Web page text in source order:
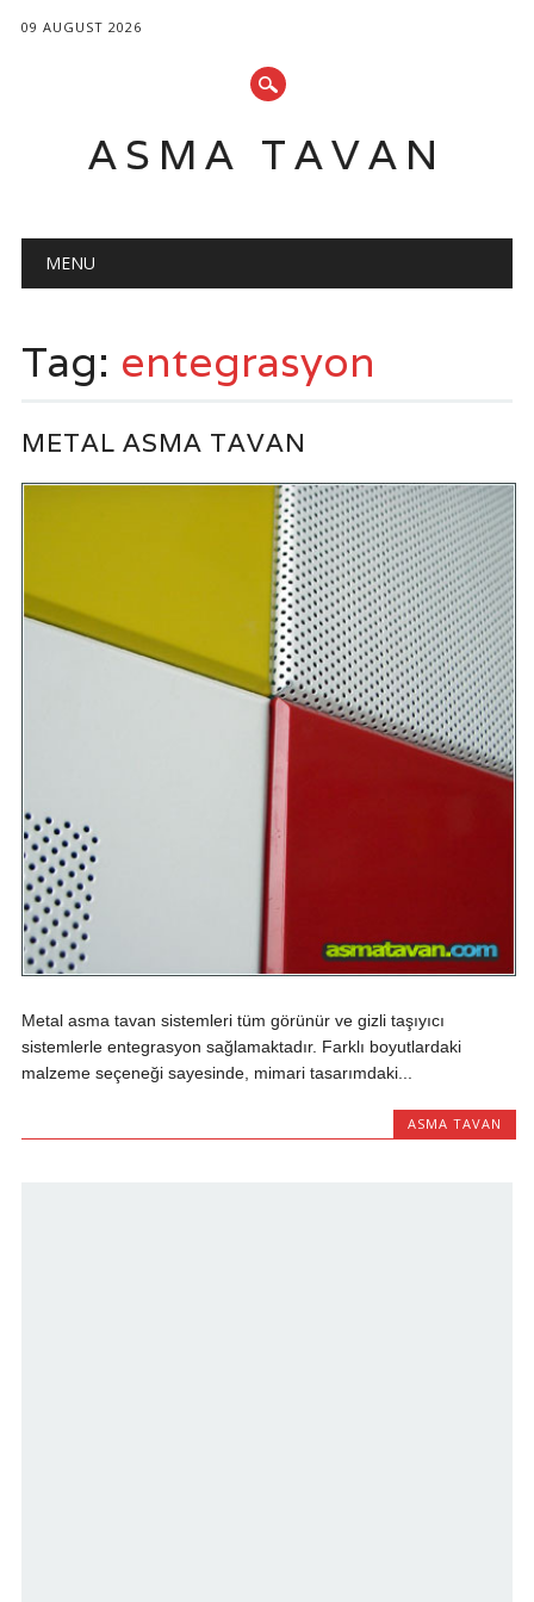
09 AUGUST 2026
ASMA TAVAN
Main menu
MENU
Tag: entegrasyon
METAL ASMA TAVAN
Metal asma tavan sistemleri tüm görünür ve gizli taşıyıcı
sistemlerle entegrasyon sağlamaktadır. Farklı boyutlardaki
malzeme seçeneği sayesinde, mimari tasarımdaki...
ASMA TAVAN